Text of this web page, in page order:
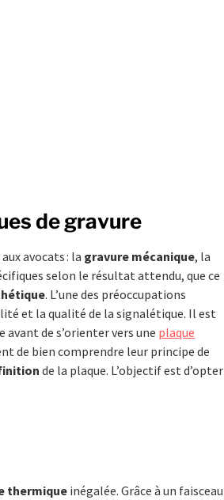
de gravure
avocats : la gravure mécanique, la
selon le résultat attendu, que ce
. L’une des préoccupations
et la qualité de la signalétique. Il est
de s’orienter vers une plaque
de bien comprendre leur principe de
de la plaque. L’objectif est d’opter
thermiqueinégalée. Grâce à un faisceau